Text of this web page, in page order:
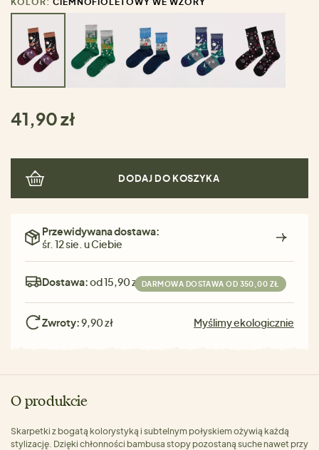
41,90 zł
DODAJ DO KOSZYKA
Przewidywana dostawa:
śr. 12 sie. u Ciebie
Dostawa:od 15,90 zł DARMOWA DOSTAWA OD 350,00 ZŁ
Zwroty:9,90 zł Myślimy ekologicznie
O produkcie
Skarpetki z bogatą kolorystyką i subtelnym połyskiem ożywią każdą
stylizację. Dzięki chłonności bambusa stopy pozostaną suche nawet przy